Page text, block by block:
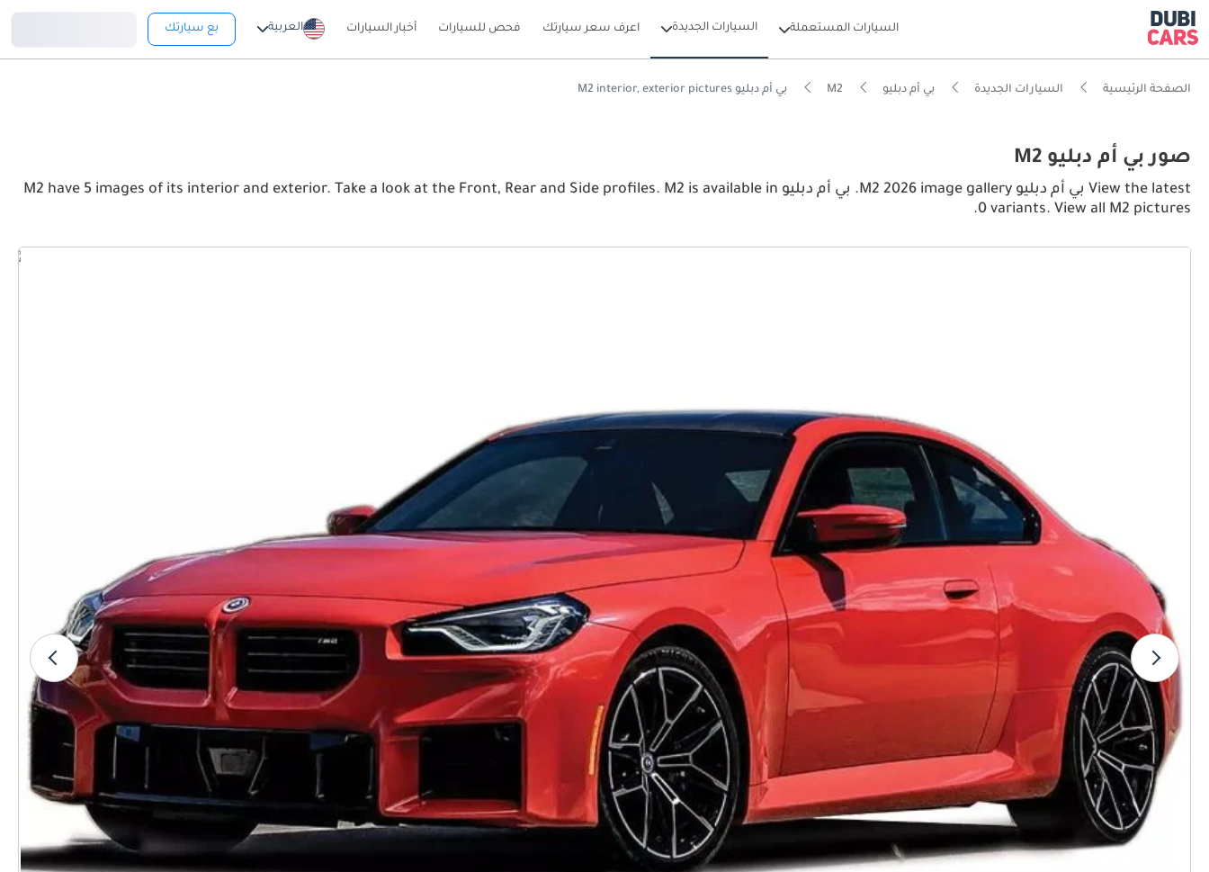
السيارات المستعملة السيارات الجديدة اعرف سعر سيارتك فحص للسيارات أخبار السيارات العربية بع سيارتك
الصفحة الرئيسية السيارات الجديدة بي أم دبليو M2 بي أم دبليو M2 interior, exterior pictures
صور بي أم دبليو M2
View the latest بي أم دبليو M2 2026 image gallery. بي أم دبليو M2 have 5 images of its interior and exterior. Take a look at the Front, Rear and Side profiles. M2 is available in
0 variants. View all M2 pictures.